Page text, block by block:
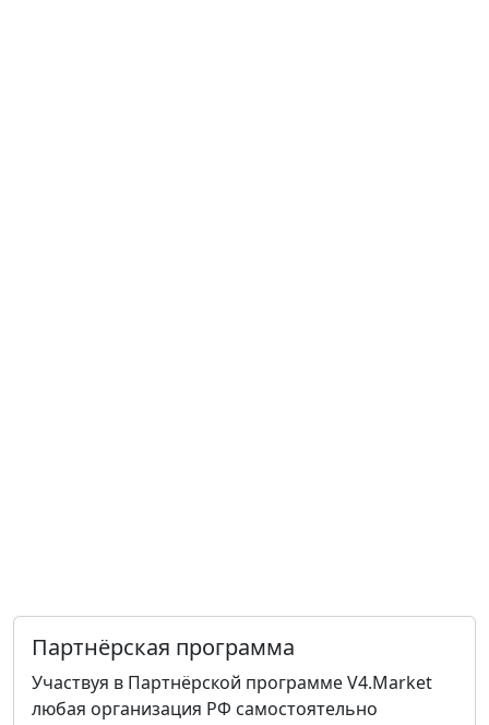
Партнёрская программа
Участвуя в Партнёрской программе V4.Market
любая организация РФ самостоятельно